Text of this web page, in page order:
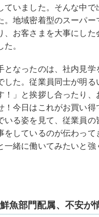
ていました。そんな中で
。地域密着型のスーパー
、お客さまを大事にし
。
となったのは、社内見
した。従業員同士が明る
！」と挨拶し合ったり、
！今日はこれがお買い
いる姿を見て、従業員の
をしているのが伝わって
一緒に働いてみたいと
魚部門配属、不安が